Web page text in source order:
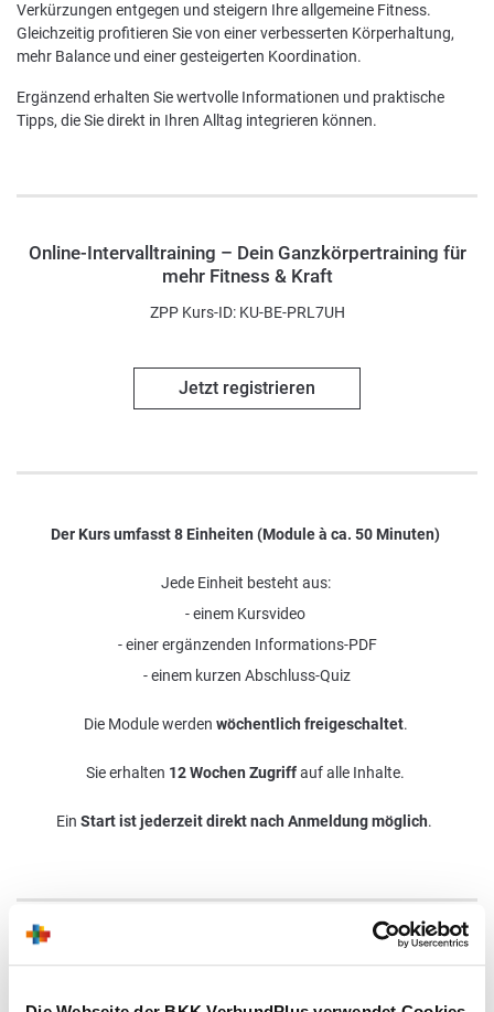
Verkürzungen entgegen und steigern Ihre allgemeine Fitness.
Gleichzeitig profitieren Sie von einer verbesserten Körperhaltung,
mehr Balance und einer gesteigerten Koordination.
Ergänzend erhalten Sie wertvolle Informationen und praktische
Tipps, die Sie direkt in Ihren Alltag integrieren können.
Online-Intervalltraining – Dein Ganzkörpertraining für
mehr Fitness & Kraft
ZPP Kurs-ID: KU-BE-PRL7UH
Jetzt registrieren
Der Kurs umfasst 8 Einheiten (Module à ca. 50 Minuten)
Jede Einheit besteht aus:
- einem Kursvideo
- einer ergänzenden Informations-PDF
- einem kurzen Abschluss-Quiz
Die Module werden wöchentlich freigeschaltet.
Sie erhalten 12 Wochen Zugriffauf alle Inhalte.
Ein Start ist jederzeit direkt nach Anmeldung möglich.